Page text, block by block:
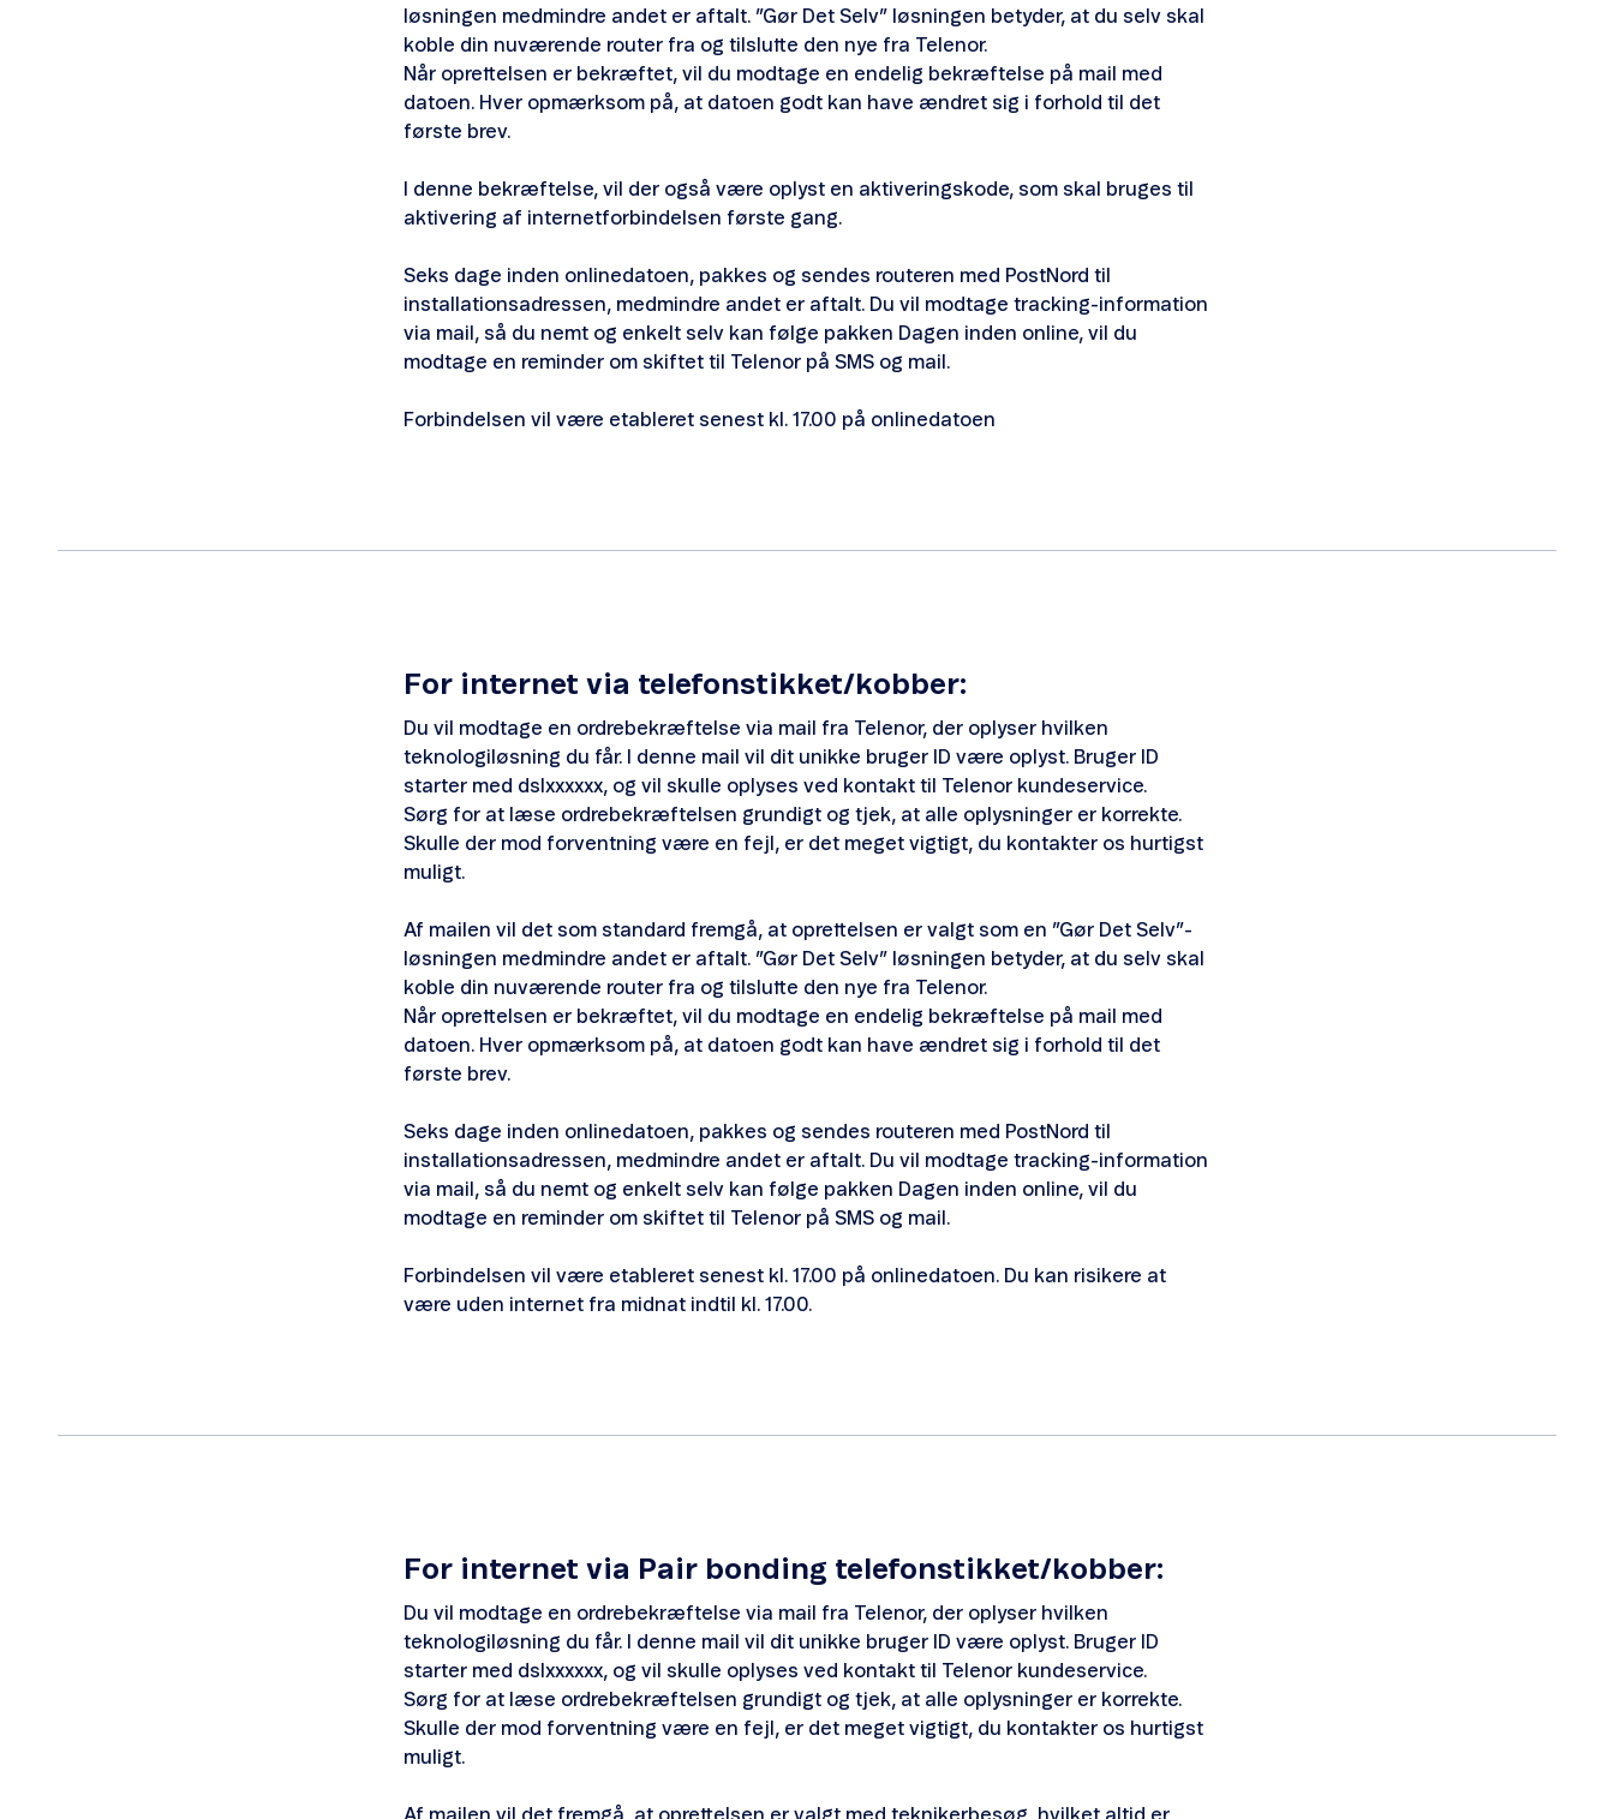
løsningen medmindre andet er aftalt. ”Gør Det Selv” løsningen betyder, at du selv skal
koble din nuværende router fra og tilslutte den nye fra Telenor.
Når oprettelsen er bekræftet, vil du modtage en endelig bekræftelse på mail med
datoen. Hver opmærksom på, at datoen godt kan have ændret sig i forhold til det
første brev.
I denne bekræftelse, vil der også være oplyst en aktiveringskode, som skal bruges til
aktivering af internetforbindelsen første gang.
Seks dage inden onlinedatoen, pakkes og sendes routeren med PostNord til
installationsadressen, medmindre andet er aftalt. Du vil modtage tracking-information
via mail, så du nemt og enkelt selv kan følge pakken Dagen inden online, vil du
modtage en reminder om skiftet til Telenor på SMS og mail.
Forbindelsen vil være etableret senest kl. 17.00 på onlinedatoen
For internet via telefonstikket/kobber:
Du vil modtage en ordrebekræftelse via mail fra Telenor, der oplyser hvilken
teknologiløsning du får. I denne mail vil dit unikke bruger ID være oplyst. Bruger ID
starter med dslxxxxxx, og vil skulle oplyses ved kontakt til Telenor kundeservice.
Sørg for at læse ordrebekræftelsen grundigt og tjek, at alle oplysninger er korrekte.
Skulle der mod forventning være en fejl, er det meget vigtigt, du kontakter os hurtigst
muligt.
Af mailen vil det som standard fremgå, at oprettelsen er valgt som en ”Gør Det Selv”-
løsningen medmindre andet er aftalt. ”Gør Det Selv” løsningen betyder, at du selv skal
koble din nuværende router fra og tilslutte den nye fra Telenor.
Når oprettelsen er bekræftet, vil du modtage en endelig bekræftelse på mail med
datoen. Hver opmærksom på, at datoen godt kan have ændret sig i forhold til det
første brev.
Seks dage inden onlinedatoen, pakkes og sendes routeren med PostNord til
installationsadressen, medmindre andet er aftalt. Du vil modtage tracking-information
via mail, så du nemt og enkelt selv kan følge pakken Dagen inden online, vil du
modtage en reminder om skiftet til Telenor på SMS og mail.
Forbindelsen vil være etableret senest kl. 17.00 på onlinedatoen. Du kan risikere at
være uden internet fra midnat indtil kl. 17.00.
For internet via Pair bonding telefonstikket/kobber:
Du vil modtage en ordrebekræftelse via mail fra Telenor, der oplyser hvilken
teknologiløsning du får. I denne mail vil dit unikke bruger ID være oplyst. Bruger ID
starter med dslxxxxxx, og vil skulle oplyses ved kontakt til Telenor kundeservice.
Sørg for at læse ordrebekræftelsen grundigt og tjek, at alle oplysninger er korrekte.
Skulle der mod forventning være en fejl, er det meget vigtigt, du kontakter os hurtigst
muligt.